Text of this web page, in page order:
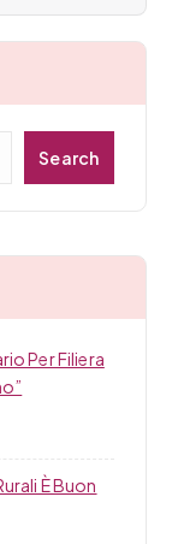
Search
Per Filiera
È Buon